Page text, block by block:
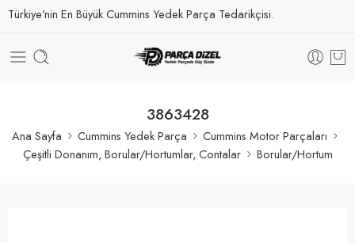
Türkiye’nin En Büyük Cummins Yedek Parça Tedarikçisi.
3863428
Ana Sayfa Cummins Yedek Parça
Cummins Motor Parçaları
Çeşitli Donanım, Borular/Hortumlar, Contalar
Borular/Hortum